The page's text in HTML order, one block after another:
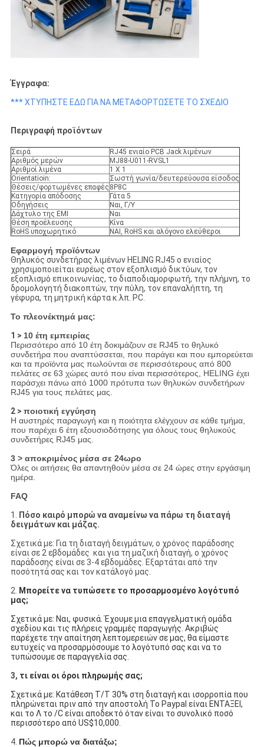
Έγγραφα:
*** ΧΤΥΠΗΣΤΕ ΕΔΩ ΓΙΑ ΝΑ ΜΕΤΑΦΟΡΤΩΣΕΤΕ ΤΟ ΣΧΕΔΙΟ
Περιγραφή προϊόντων
Σειρά
RJ45 ενιαίο PCB Jack λιμένων
Αριθμός μερών
MJ88-U011-RVSL1
Αριθμοί λιμένα
1 X 1
Orientatioin:
Σωστή γωνία/δευτερεύουσα είσοδος
Θέσεις/φορτωμένες επαφές 8P8C
Κατηγορία απόδοσης
Γάτα 5
Οδηγήσεις
Ναι, Γ/Υ
Δάχτυλο της EMI
Ναι
Θέση προέλευσης
Κίνα
RoHS υποχωρητικό
ΝΑΙ, RoHS και αλόγονο ελεύθεροι
Εφαρμογή προϊόντων
Θηλυκός συνδετήρας λιμένων HELING RJ45 ο ενιαίος
χρησιμοποιείται ευρέως στον εξοπλισμό δικτύων, τον
εξοπλισμό επικοινωνίας, το διαποδιαμορφωτή, την πλήμνη, το
δρομολογητή διακοπτών, την πύλη, τον επαναλήπτη, τη
γέφυρα, τη μητρική κάρτα κ.λπ. PC.
Το πλεονέκτημά μας:
1 > 10 έτη εμπειρίας
Περισσότερο από 10 έτη δοκιμάζουν σε RJ45 το θηλυκό
συνδετήρα που αναπτύσσεται, που παράγει και που εμπορεύεται
και τα προϊόντα μας πωλούνται σε περισσότερους από 800
πελάτες σε 63 χώρες αυτό που είναι περισσότερος, HELING έχει
παράσχει πάνω από 1000 πρότυπα των θηλυκών συνδετήρων
RJ45 για τους πελάτες μας.
2 > ποιοτική εγγύηση
Η αυστηρές παραγωγή και η ποιότητα ελέγχουν σε κάθε τμήμα,
που παρέχει 6 έτη εξουσιοδότησης για όλους τους θηλυκούς
συνδετήρες RJ45 μας.
3 > αποκριμένος μέσα σε 24ωρο
Όλες οι αιτήσεις θα απαντηθούν μέσα σε 24 ώρες στην εργάσιμη
ημέρα.
FAQ
1.
Πόσο καιρό μπορώ να αναμείνω να πάρω τη διαταγή
δειγμάτων και μάζας.
Σχετικά με: Για τη διαταγή δειγμάτων, ο χρόνος παράδοσης
είναι σε 2 εβδομάδες και για τη μαζική διαταγή, ο χρόνος
παράδοσης είναι σε 3-4 εβδομάδες. Εξαρτάται από την
ποσότητά σας και τον κατάλογό μας.
2.
Μπορείτε να τυπώσετε το προσαρμοσμένο λογότυπό
μας;
Σχετικά με: Ναι, φυσικά. Έχουμε μια επαγγελματική ομάδα
σχεδίου και τις πλήρεις γραμμές παραγωγής. Ακριβώς
παρέχετε την απαίτηση λεπτομερειών σε μας, θα είμαστε
ευτυχείς να προσαρμόσουμε το λογότυπό σας και να το
τυπώσουμε σε παραγγελία σας.
3, τι είναι οι όροι πληρωμής σας;
Σχετικά με: Κατάθεση T/T 30% στη διαταγή και ισορροπία που
πληρώνεται πριν από την αποστολή Το Paypal είναι ΕΝΤΑΞΕΙ,
και το Λ το /C είναι αποδεκτό όταν είναι το συνολικό ποσό
περισσότερο από US$10,000.
4. Πώς μπορώ να διατάξω;